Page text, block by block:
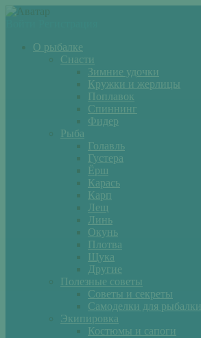
О рыбалке
Снасти
Зимние удочки
Кружки и жерлицы
Поплавок
Спиннинг
Фидер
Рыба
Голавль
Густера
Ёрш
Карась
Карп
Лещ
Линь
Окунь
Плотва
Щука
Другие
Полезные советы
Советы и секреты
Самоделки для рыбалки
Экипировка
Костюмы и сапоги